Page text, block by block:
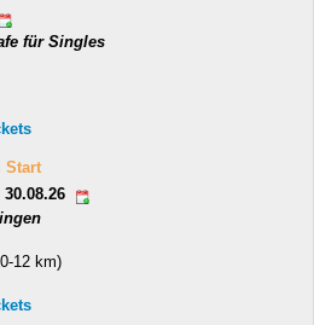
für Singles
Start
12 km)